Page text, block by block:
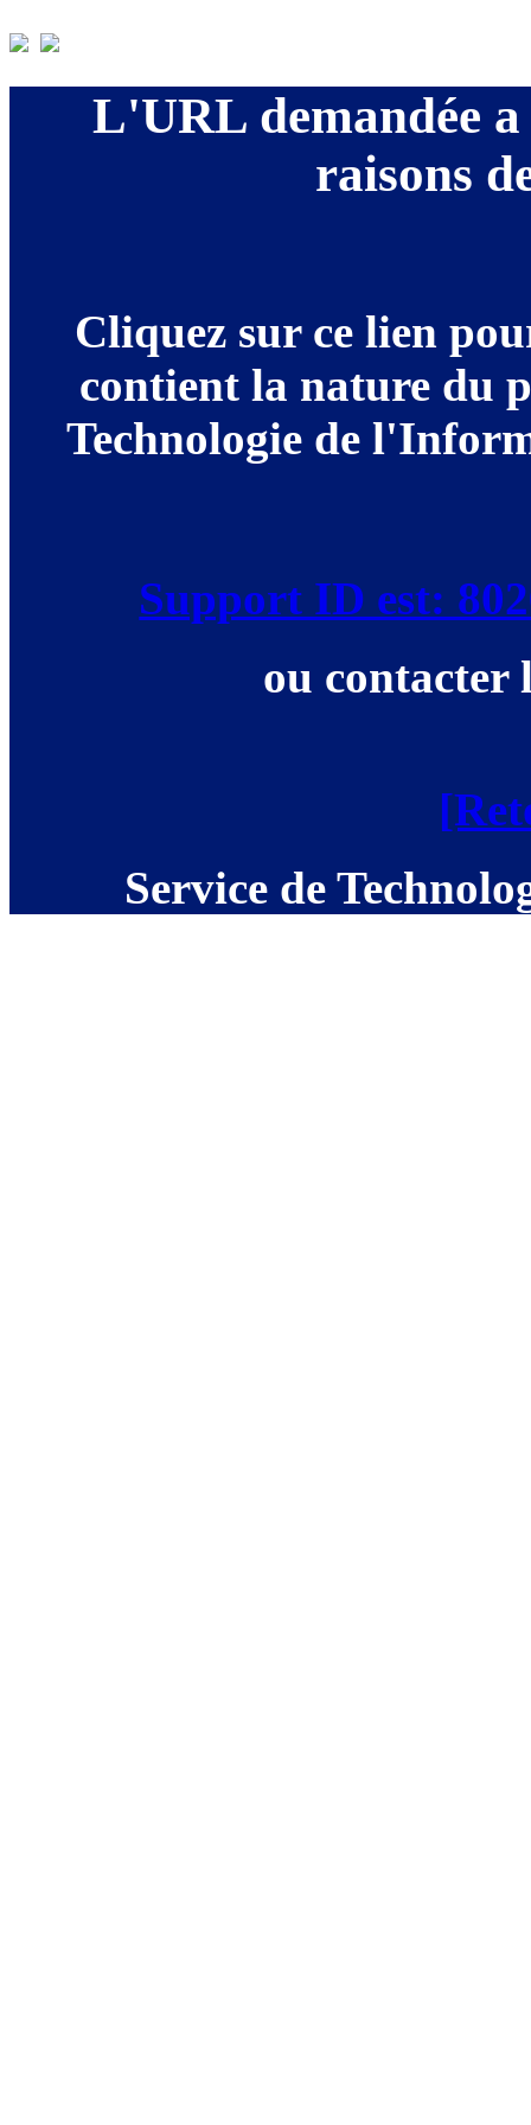
L'URL demandée a
raisons
Cliquez sur ce lien
contient la nature du
Technologie de
Support ID est:
ou contacter
Service de